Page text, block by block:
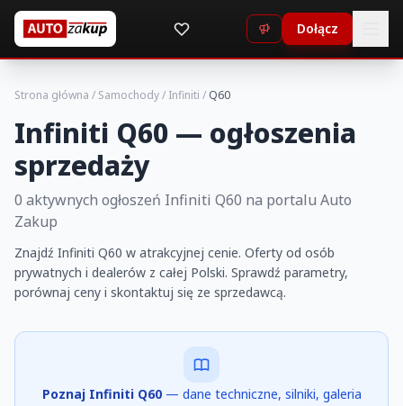
Dołącz
Strona główna / Samochody/ Infiniti / Q60
Infiniti Q60 — ogłoszenia
sprzedaży
0 aktywnych ogłoszeń Infiniti Q60 na portalu Auto
Zakup
Znajdź Infiniti Q60 w atrakcyjnej cenie. Oferty od osób
prywatnych i dealerów z całej Polski. Sprawdź parametry,
porównaj ceny i skontaktuj się ze sprzedawcą.
Poznaj Infiniti Q60 — dane techniczne, silniki, galeria